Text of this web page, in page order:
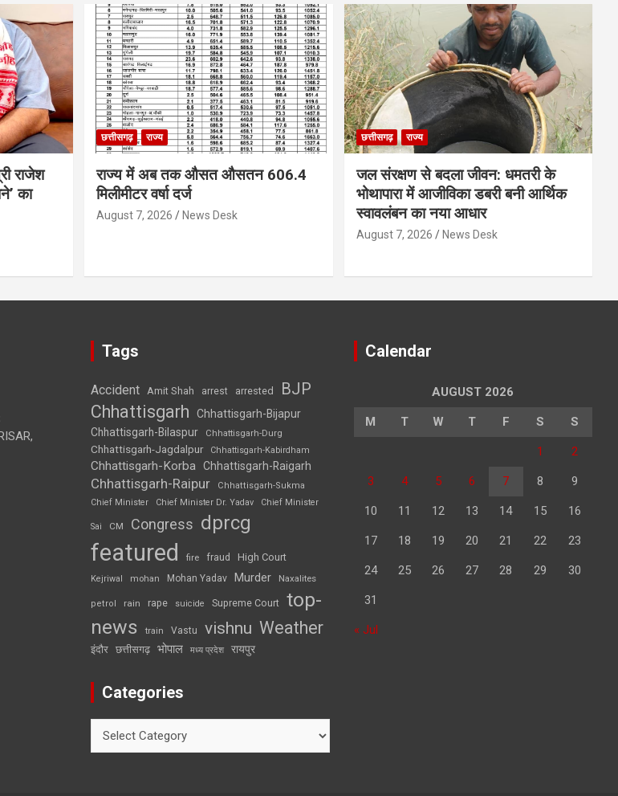
राजेश
का
छत्तीसगढ़ राज्य
राज्य में अब तक औसत औसतन 606.4
मिलीमीटर वर्षा दर्ज
August 7, 2026 News Desk
छत्तीसगढ़ राज्य
जल संरक्षण से बदला जीवन: धमतरी के
भोथापारा में आजीविका डबरी बनी आर्थिक
स्वावलंबन का नया आधार
August 7, 2026 News Desk
Tags
Accident Amit Shah arrest arrested BJP
Chhattisgarh
Chhattisgarh-Bijapur
Chhattisgarh-Bilaspur
Chhattisgarh-Durg
Chhattisgarh-Jagdalpur Chhattisgarh-Kabirdham
Chhattisgarh-Korba Chhattisgarh-Raigarh
Chhattisgarh-Raipur
Chhattisgarh-Sukma
Chief Minister
Chief Minister Dr. Yadav Chief Minister
Sai CM Congress dprcg
featured fire fraud High Court
Kejriwal mohan Mohan Yadav Murder Naxalites
petrol rain rape suicide Supreme Court top-
news
train Vastu vishnu Weather
इंदौर छत्तीसगढ़ भोपाल मध्य प्रदेश रायपुर
Categories
Calendar
AUGUST 2026
M T W T F S S
1 2
3 4 5 6 7 8 9
10 11 12 13 14 15 16
17 18 19 20 21 22 23
24 25 26 27 28 29 30
31
« Jul